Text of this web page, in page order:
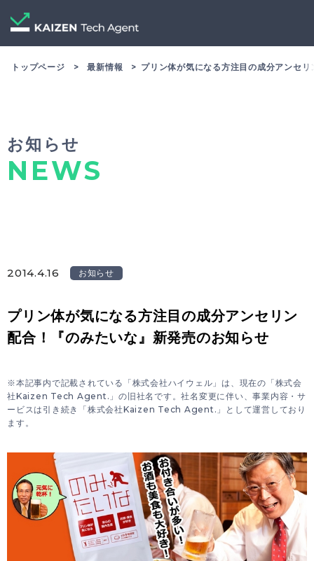
トップページ 最新情報 プリン体が気になる方注目の成分アンセ
お知らせ
NEWS
2014.4.16 お知らせ
プリン体が気になる方注目の成分アンセリン
配合！『のみたいな』新発売のお知らせ
※本記事内で記載されている「株式会社ハイウェル」は、現在の「株式会
社Kaizen Tech Agent.」の旧社名です。社名変更に伴い、事業内容・サ
ービスは引き続き「株式会社Kaizen Tech Agent.」として運営しており
ます。